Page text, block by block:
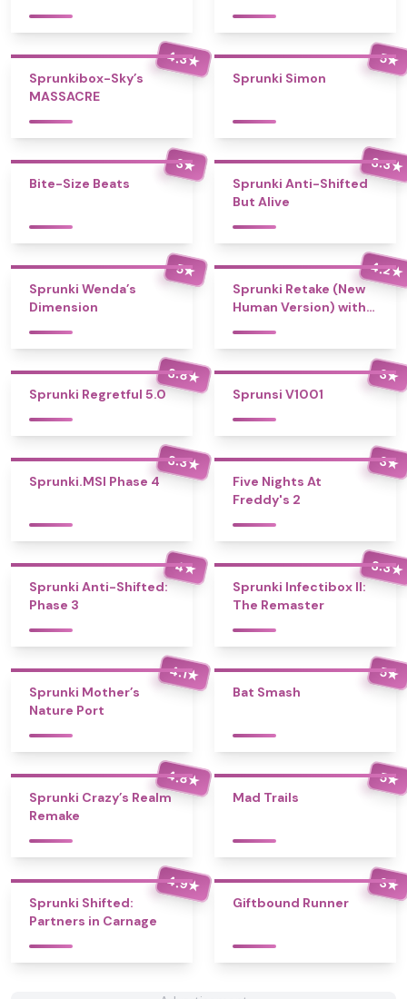
4.3★
Sprunkibox-Sky’s
MASSACRE
5★
Sprunki Simon
3★
Bite-Size Beats
3.3★
Sprunki Anti-Shifted
But Alive
5★
Sprunki Wenda’s
Dimension
4.2★
Sprunki Retake (New
Human Version) with
3.8★
Sprunki Regretful 5.0
3★
Sprunsi V1001
3.3★
Sprunki.MSI Phase 4
3★
Five Nights At
Freddy's 2
4★
Sprunki Anti-Shifted:
Phase 3
3.3★
Sprunki Infectibox II:
The Remaster
4.1★
Sprunki Mother’s
Nature Port
5★
Bat Smash
4.8★
Sprunki Crazy’s Realm
Remake
5★
Mad Trails
4.9★
Sprunki Shifted:
Partners in Carnage
3★
Giftbound Runner